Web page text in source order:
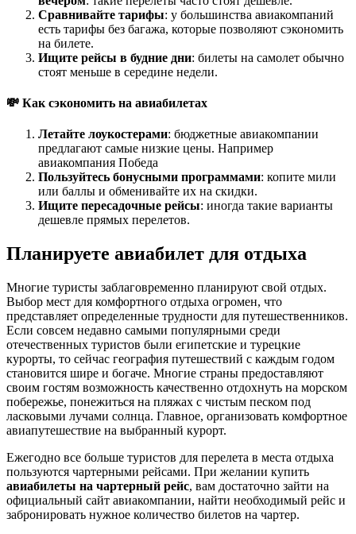
Сравнивайте тарифы: у большинства авиакомпаний
есть тарифы без багажа, которые позволяют сэкономить
на билете.
Ищите рейсы в будние дни: билеты на самолет обычно
стоят меньше в середине недели.
💸 Как сэкономить на авиабилетах
Летайте лоукостерами: бюджетные авиакомпании
предлагают самые низкие цены. Например
авиакомпания Победа
Пользуйтесь бонусными программами: копите мили
или баллы и обменивайте их на скидки.
Ищите пересадочные рейсы: иногда такие варианты
дешевле прямых перелетов.
Планируете авиабилет для отдыха
Многие туристы заблаговременно планируют свой отдых.
Выбор мест для комфортного отдыха огромен, что
представляет определенные трудности для путешественников.
Если совсем недавно самыми популярными среди
отечественных туристов были египетские и турецкие
курорты, то сейчас география путешествий с каждым годом
становится шире и богаче. Многие страны предоставляют
своим гостям возможность качественно отдохнуть на морском
побережье, понежиться на пляжах с чистым песком под
ласковыми лучами солнца. Главное, организовать комфортное
авиапутешествие на выбранный курорт.
Ежегодно все больше туристов для перелета в места отдыха
пользуются чартерными рейсами. При желании купить
авиабилеты на чартерный рейс, вам достаточно зайти на
официальный сайт авиакомпании, найти необходимый рейс и
забронировать нужное количество билетов на чартер.